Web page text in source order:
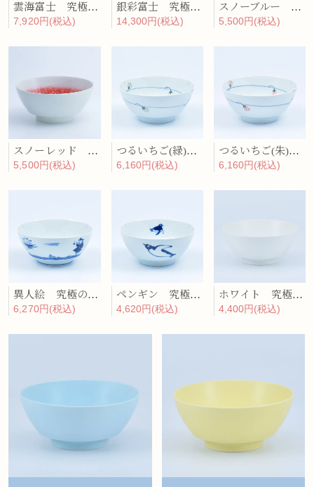
雲海富士 究極のラーメン鉢
7,920円(税込)
銀彩富士 究極のラーメン鉢
14,300円(税込)
スノーブルー 究極のラーメン鉢
5,500円(税込)
スノーレッド 究極のラーメン鉢
5,500円(税込)
つるいちご(緑) 究極のラーメン鉢
6,160円(税込)
つるいちご(朱) 究極のラーメン鉢
6,160円(税込)
異人絵 究極のラーメン鉢
6,270円(税込)
ペンギン 究極のラーメン鉢
4,620円(税込)
ホワイト 究極のラーメン鉢
4,400円(税込)